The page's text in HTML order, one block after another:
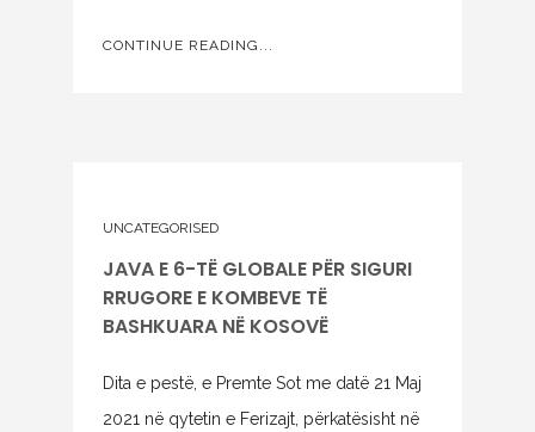
CONTINUE READING...
UNCATEGORISED
JAVA E 6-TË GLOBALE PËR SIGURI
RRUGORE E KOMBEVE TË
BASHKUARA NË KOSOVË
Dita e pestë, e Premte Sot me datë 21 Maj
2021 në qytetin e Ferizajt, përkatësisht në